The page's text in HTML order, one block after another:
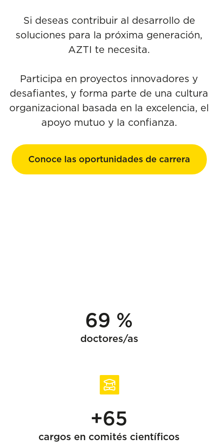
Si deseas contribuir al desarrollo de
soluciones para la próxima generación,
AZTI te necesita.
Participa en proyectos innovadores y
desafiantes, y forma parte de una cultura
organizacional basada en la excelencia, el
apoyo mutuo y la confianza.
Conoce las oportunidades de carrera
69 %
doctores/as
+65
cargos en comités científicos